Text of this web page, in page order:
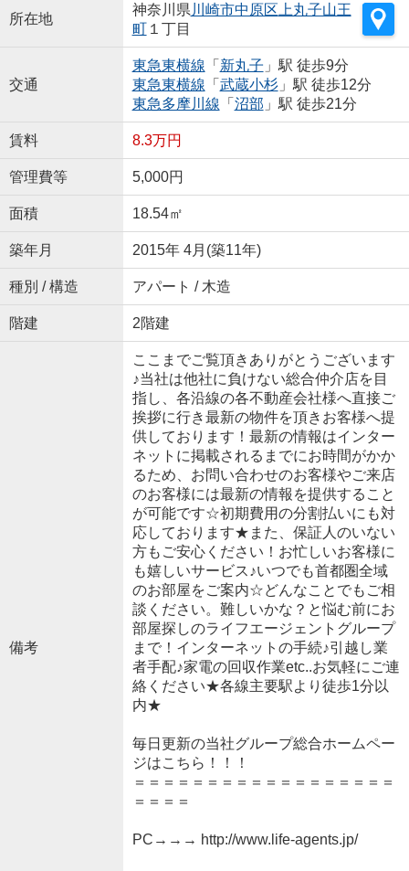
所在地
神奈川県 川崎市中原区 上丸子山王
町１丁目
交通
東急東横線 「 新丸子 」駅 徒歩9分
東急東横線 「 武蔵小杉」駅 徒歩12分
東急多摩川線 「 沼部 」駅 徒歩21分
賃料 8.3万円
管理費等 5,000円
面積 18.54㎡
築年月 2015年 4月(築11年)
種別 / 構造 アパート / 木造
階建 2階建
備考
ここまでご覧頂きありがとうございます
♪当社は他社に負けない総合仲介店を目
指し、各沿線の各不動産会社様へ直接ご
挨拶に行き最新の物件を頂きお客様へ提
供しております！最新の情報はインター
ネットに掲載されるまでにお時間がかか
るため、お問い合わせのお客様やご来店
のお客様には最新の情報を提供すること
が可能です☆初期費用の分割払いにも対
応しております★また、保証人のいない
方もご安心ください！お忙しいお客様に
も嬉しいサービス♪いつでも首都圏全域
のお部屋をご案内☆どんなことでもご相
談ください。難しいかな？と悩む前にお
部屋探しのライフエージェントグループ
まで！インターネットの手続♪引越し業
者手配♪家電の回収作業etc..お気軽にご連
絡ください★各線主要駅より徒歩1分以
内★
毎日更新の当社グループ総合ホームペー
ジはこちら！！！
＝＝＝＝＝＝＝＝＝＝＝＝＝＝＝＝＝＝
＝＝＝＝
PC→→→ http://www.life-agents.jp/